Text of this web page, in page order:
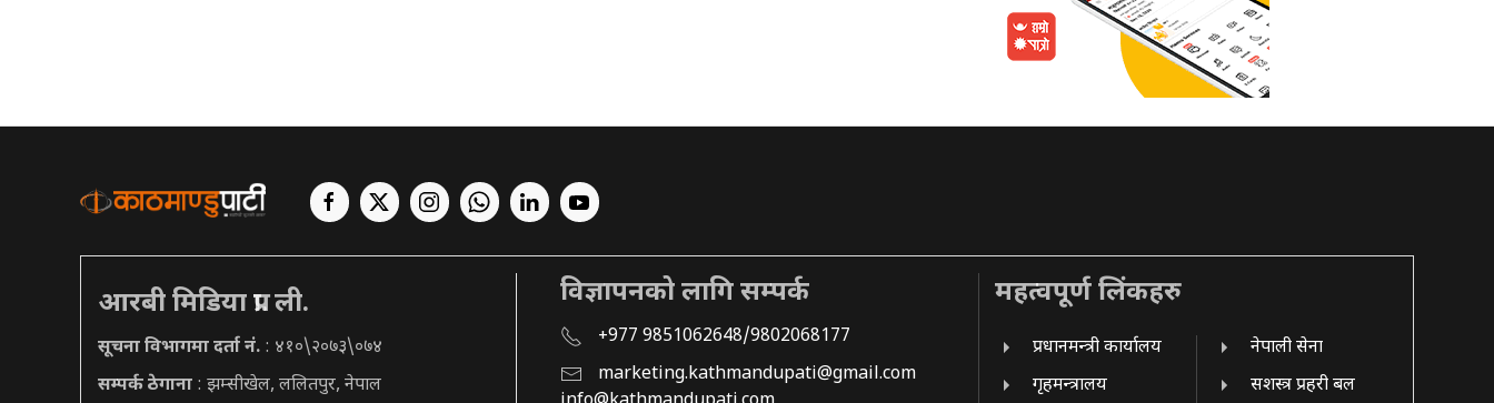
आरबी मिडिया प्रा. ली.
सूचना विभागमा दर्ता नं. : ४१०\२०७३\०७४
सम्पर्क ठेगाना : झम्सीखेल, ललितपुर, नेपाल
विज्ञापनको लागि सम्पर्क
+977 9851062648/9802068177
marketing.kathmandupati@gmail.com
महत्वपूर्ण लिंकहरु
प्रधानमन्त्री कार्यालय
गृहमन्त्रालय
नेपाली सेना
सशस्त्र प्रहरी बल